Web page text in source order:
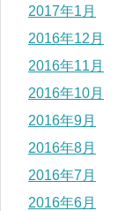
2017年1月
2016年12月
2016年11月
2016年10月
2016年9月
2016年8月
2016年7月
2016年6月